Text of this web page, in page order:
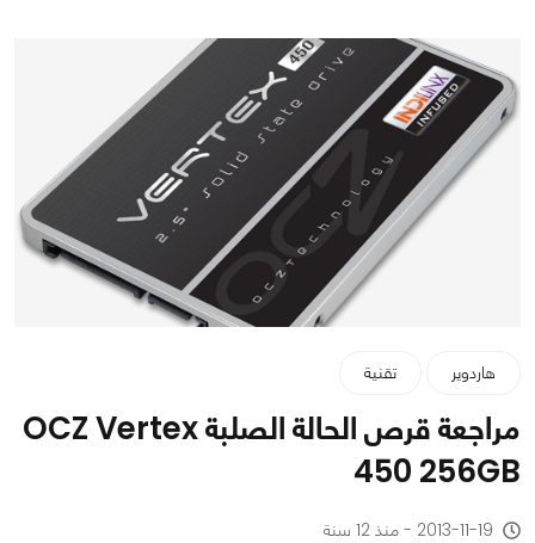
هاردوير تقنية
مراجعة قرص الحالة الصلبة OCZ Vertex
450 256GB
2013-11-19 - منذ 12 سنة